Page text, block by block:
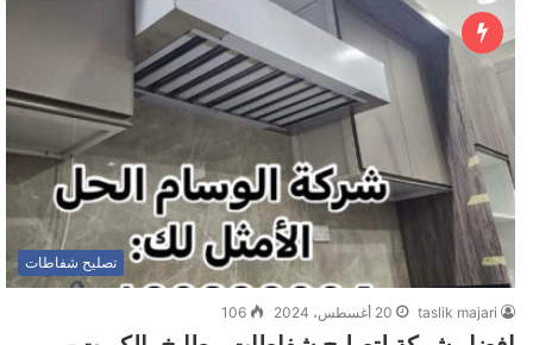
تصليح شفاطات
taslik majari 20 أغسطس، 2024 106